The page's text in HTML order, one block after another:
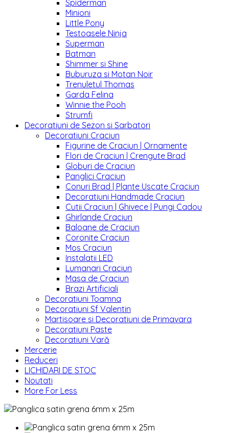
Spiderman
Minioni
Little Pony
Testoasele Ninja
Superman
Batman
Shimmer si Shine
Buburuza si Motan Noir
Trenuletul Thomas
Garda Felina
Winnie the Pooh
Strumfi
Decoratiuni de Sezon si Sarbatori
Decoratiuni Craciun
Figurine de Craciun | Ornamente
Flori de Craciun | Crengute Brad
Globuri de Craciun
Panglici Craciun
Conuri Brad | Plante Uscate Craciun
Decoratiuni Handmade Craciun
Cutii Craciun | Ghivece | Pungi Cadou
Ghirlande Craciun
Baloane de Craciun
Coronite Craciun
Mos Craciun
Instalatii LED
Lumanari Craciun
Masa de Craciun
Brazi Artificiali
Decoratiuni Toamna
Decoratiuni Sf Valentin
Martisoare si Decoratiuni de Primavara
Decoratiuni Paste
Decoratiuni Vară
Mercerie
Reduceri
LICHIDARI DE STOC
Noutati
More For Less